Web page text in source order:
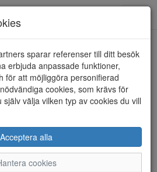
sparar referenser till ditt besök
erbjuda anpassade funktioner,
för att möjliggöra personifierad
cookies, som krävs för
välja vilken typ av cookies du vill
Acceptera alla
cookies